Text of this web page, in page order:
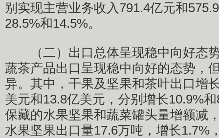
别实现主营业务收入791.4亿元和
28.5%和14.5%。
（二）出口总体呈现稳中向好态
蔬茶产品出口呈现稳中向好的态势，
异。其中，干果及坚果和茶叶出口增
美元和13.8亿美元，分别增长10.9%
保藏的水果坚果和蔬菜罐头量增额减
水果坚果出口量17.6万吨，增长1.7%